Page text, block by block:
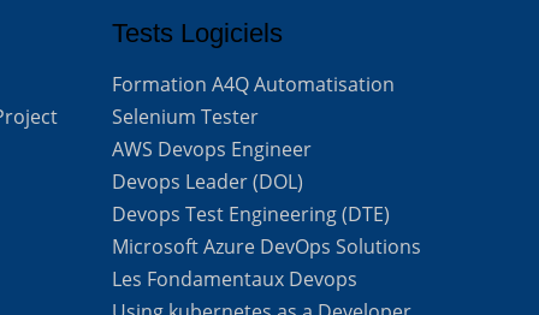
Tests Logiciels
Formation A4Q Automatisation
Selenium Tester
AWS Devops Engineer
Devops Leader (DOL)
Devops Test Engineering (DTE)
Microsoft Azure DevOps Solutions
Les Fondamentaux Devops